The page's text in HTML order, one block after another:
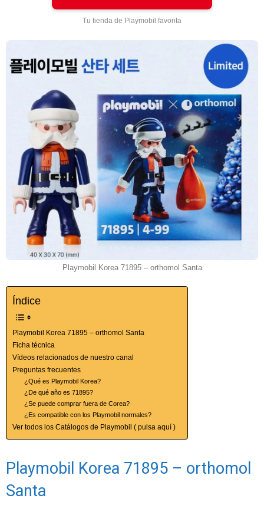
Tu tienda de Playmobil favorita
Playmobil Korea 71895 – orthomol Santa
Índice
Playmobil Korea 71895 – orthomol Santa
Ficha técnica
Vídeos relacionados de nuestro canal
Preguntas frecuentes
¿Qué es Playmobil Korea?
¿De qué año es 71895?
¿Se puede comprar fuera de Corea?
¿Es compatible con los Playmobil normales?
Ver todos los Catálogos de Playmobil ( pulsa aquí )
Playmobil Korea 71895 – orthomol
Santa